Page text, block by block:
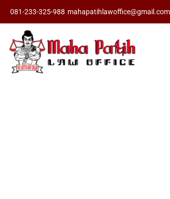
081-233-325-988 mahapatihlawoffice@gmail.com